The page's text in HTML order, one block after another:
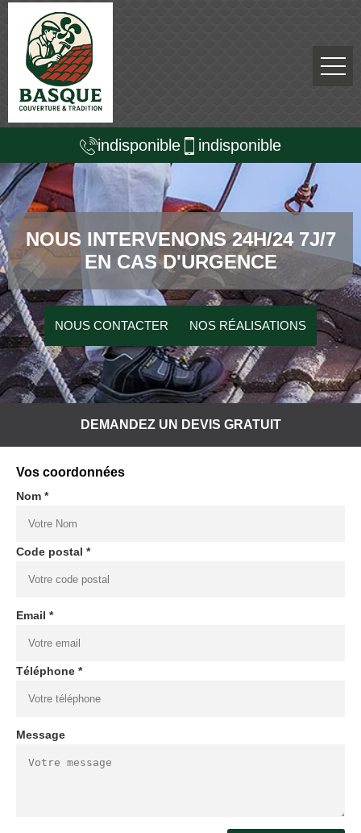
indisponible indisponible
NOUS INTERVENONS 24H/24 7J/7
EN CAS D'URGENCE
NOUS CONTACTER NOS RÉALISATIONS
DEMANDEZ UN DEVIS GRATUIT
Vos coordonnées
Nom *
Code postal *
Email *
Téléphone *
Message